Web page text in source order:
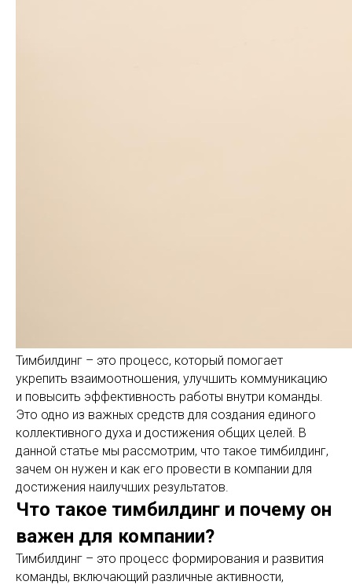
Тимбилдинг – это процесс, который помогает
укрепить взаимоотношения, улучшить коммуникацию
и повысить эффективность работы внутри команды.
Это одно из важных средств для создания единого
коллективного духа и достижения общих целей. В
данной статье мы рассмотрим, что такое тимбилдинг,
зачем он нужен и как его провести в компании для
достижения наилучших результатов.
Что такое тимбилдинг и почему он
важен для компании?
Тимбилдинг – это процесс формирования и развития
команды, включающий различные активности,